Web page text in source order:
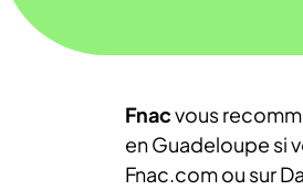
Fnacvous
en Guadeloupe si
Fnac.com ou sur